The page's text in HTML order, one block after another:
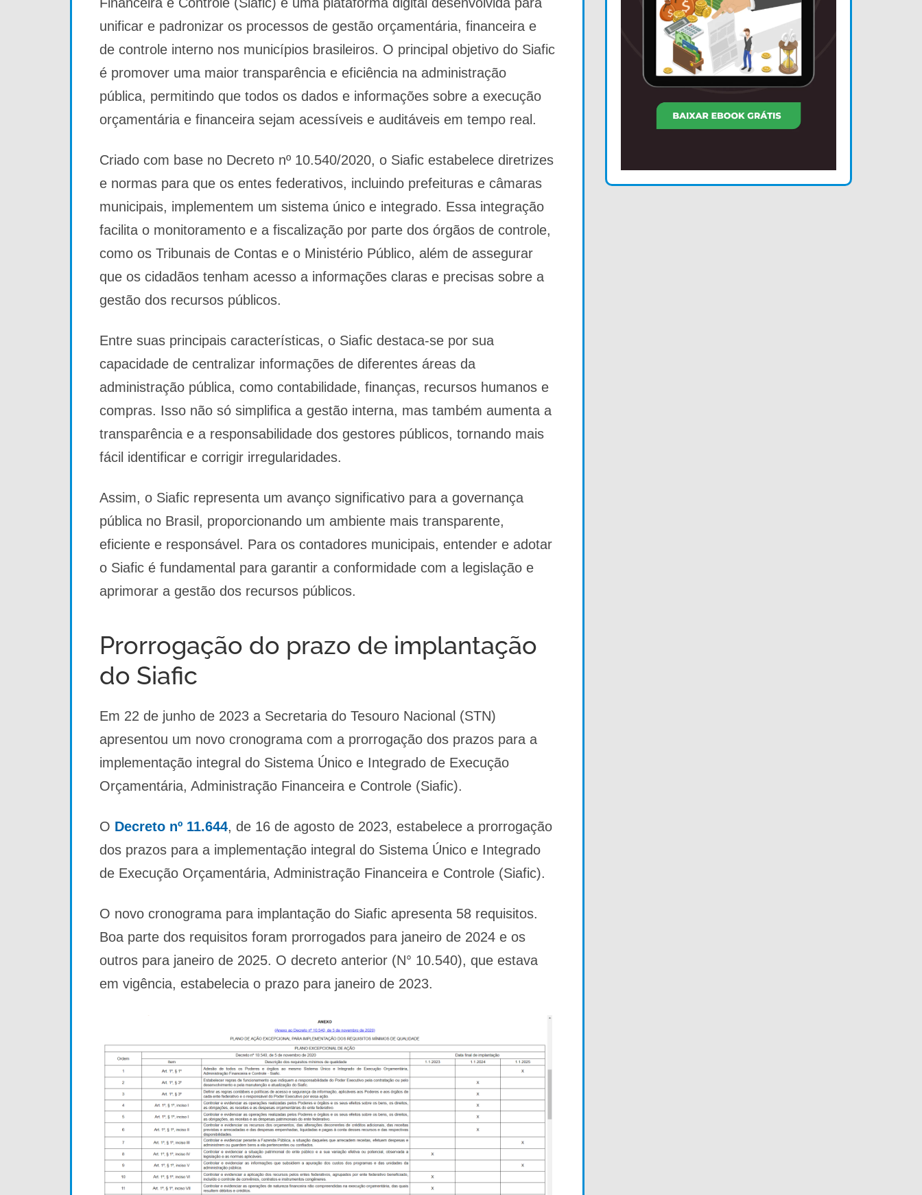
unificar e padronizar os processos de gestão orçamentária, financeira e
de controle interno nos municípios brasileiros. O principal objetivo do Siafic
é promover uma maior transparência e eficiência na administração
pública, permitindo que todos os dados e informações sobre a execução
orçamentária e financeira sejam acessíveis e auditáveis em tempo real.
Criado com base no Decreto nº 10.540/2020, o Siafic estabelece diretrizes
e normas para que os entes federativos, incluindo prefeituras e câmaras
municipais, implementem um sistema único e integrado. Essa integração
facilita o monitoramento e a fiscalização por parte dos órgãos de controle,
como os Tribunais de Contas e o Ministério Público, além de assegurar
que os cidadãos tenham acesso a informações claras e precisas sobre a
gestão dos recursos públicos.
Entre suas principais características, o Siafic destaca-se por sua
capacidade de centralizar informações de diferentes áreas da
administração pública, como contabilidade, finanças, recursos humanos e
compras. Isso não só simplifica a gestão interna, mas também aumenta a
transparência e a responsabilidade dos gestores públicos, tornando mais
fácil identificar e corrigir irregularidades.
Assim, o Siafic representa um avanço significativo para a governança
pública no Brasil, proporcionando um ambiente mais transparente,
eficiente e responsável. Para os contadores municipais, entender e adotar
o Siafic é fundamental para garantir a conformidade com a legislação e
aprimorar a gestão dos recursos públicos.
Prorrogação do prazo de implantação
do Siafic
Em 22 de junho de 2023 a Secretaria do Tesouro Nacional (STN)
apresentou um novo cronograma com a prorrogação dos prazos para a
implementação integral do Sistema Único e Integrado de Execução
Orçamentária, Administração Financeira e Controle (Siafic).
O Decreto nº 11.644, de 16 de agosto de 2023, estabelece a prorrogação
dos prazos para a implementação integral do Sistema Único e Integrado
de Execução Orçamentária, Administração Financeira e Controle (Siafic).
O novo cronograma para implantação do Siafic apresenta 58 requisitos.
Boa parte dos requisitos foram prorrogados para janeiro de 2024 e os
outros para janeiro de 2025. O decreto anterior (N° 10.540), que estava
em vigência, estabelecia o prazo para janeiro de 2023.